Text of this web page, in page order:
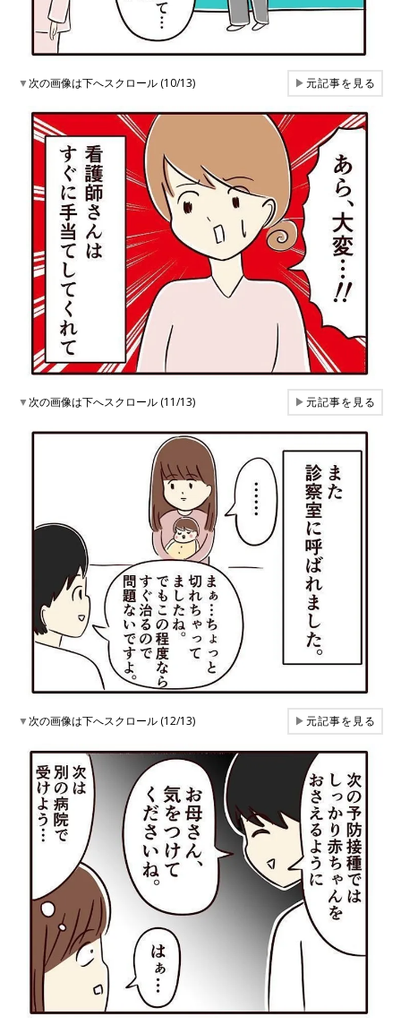
▼次の画像は下へスクロール (10/13) ▶元記事を見る
▼次の画像は下へスクロール (11/13) ▶元記事を見る
▼次の画像は下へスクロール (12/13) ▶元記事を見る